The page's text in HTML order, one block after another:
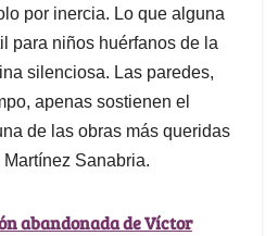
s
por inercia. Lo que alguna
para niños huérfanos de la
silenciosa. Las paredes,
apenas sostienen el
de las obras más queridas
Sanabria.
abandonada de Víctor